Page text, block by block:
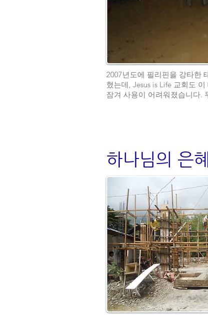
2007년도에 필리핀을 강타한
혔는데, Jesus is Life 교회도
잠겨 사용이 어려워졌습니다.
하나님의 은